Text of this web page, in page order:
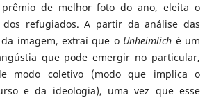
de melhor foto do ano, eleita o
refugiados. A partir da análise das
imagem, extraí que o Unheimlich é um
que pode emergir no particular,
modo coletivo (modo que implica o
e da ideologia), uma vez que esse